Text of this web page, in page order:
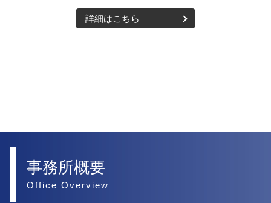
詳細はこちら
事務所概要
Office Overview